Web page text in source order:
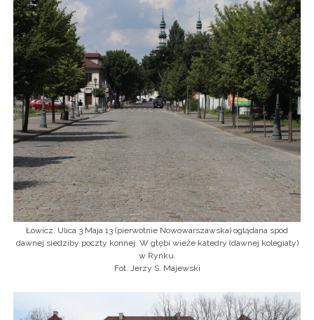
Łowicz. Ulica 3 Maja 13 (pierwotnie Nowowarszawska) oglądana spod
dawnej siedziby poczty konnej. W głębi wieże katedry (dawnej kolegiaty)
w Rynku.
Fot. Jerzy S. Majewski